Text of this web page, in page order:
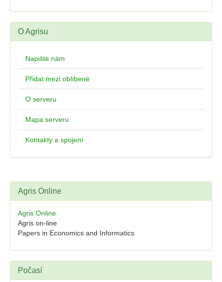
O Agrisu
Napište nám
Přidat mezi oblíbené
O serveru
Mapa serveru
Kontakty a spojení
Agris Online
Agris Online
Agris on-line
Papers in Economics and Informatics
Počasí